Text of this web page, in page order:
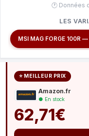
🕐 Données
LES
MSI MAG FORGE 100R
⭐ MEILLEUR PRIX
Amazon.fr
● En stock
62,71€